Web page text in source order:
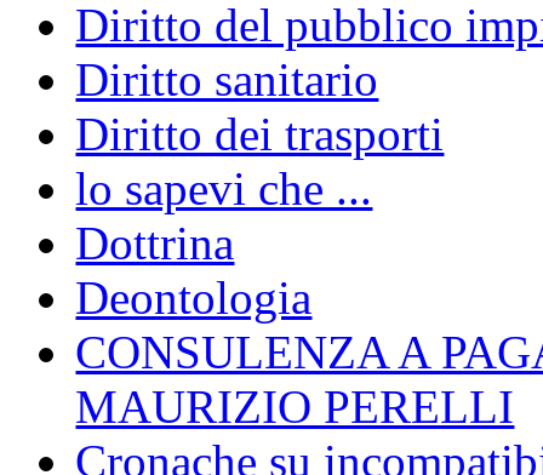
Diritto del pubblico
Diritto sanitario
Diritto dei trasporti
lo sapevi che ...
Dottrina
Deontologia
CONSULENZA A
MAURIZIO PERELLI
Cronache su